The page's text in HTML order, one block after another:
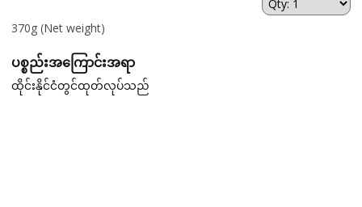
370g (Net weight)
ပစ္စည်းအကြောင်းအရာ
ထိုင်းနိုင်ငံတွင်ထုတ်လုပ်သည်